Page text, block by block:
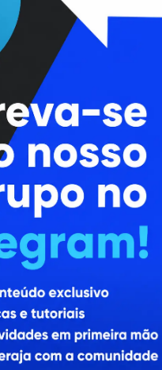
Colaboradores
Cursos
Enviar Dica
Contato